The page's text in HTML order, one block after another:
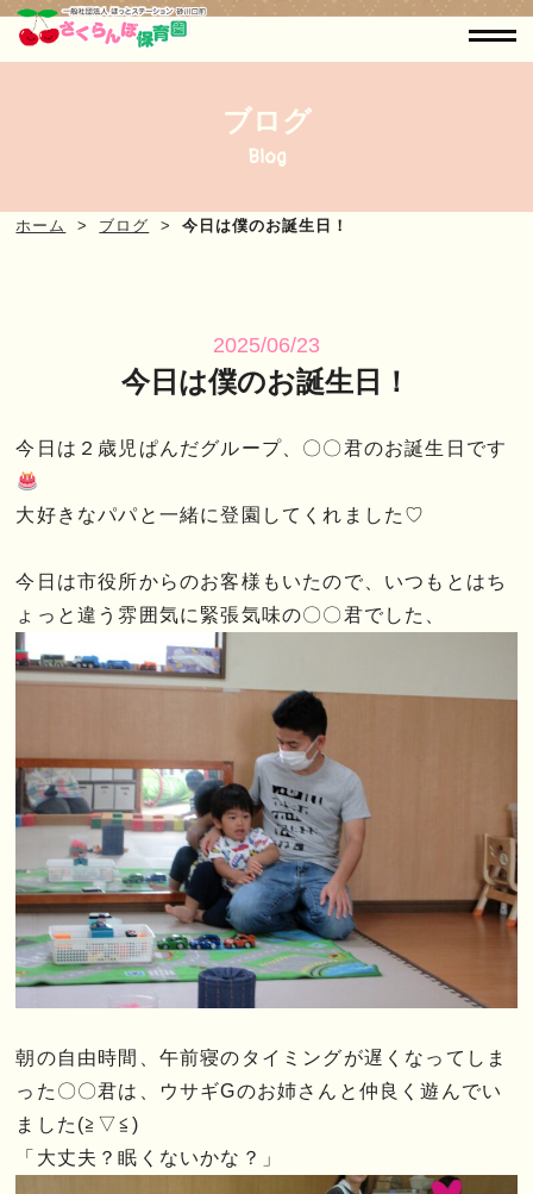
ブログ
Blog
ホーム ブログ 今日は僕のお誕生日！
2025/06/23
今日は僕のお誕生日！
今日は２歳児ぱんだグループ、〇〇君のお誕生日です
大好きなパパと一緒に登園してくれました♡
今日は市役所からのお客様もいたので、いつもとはち
ょっと違う雰囲気に緊張気味の〇〇君でした、
朝の自由時間、午前寝のタイミングが遅くなってしま
った〇〇君は、ウサギGのお姉さんと仲良く遊んでい
ました(≧▽≦)
「大丈夫？眠くないかな？」